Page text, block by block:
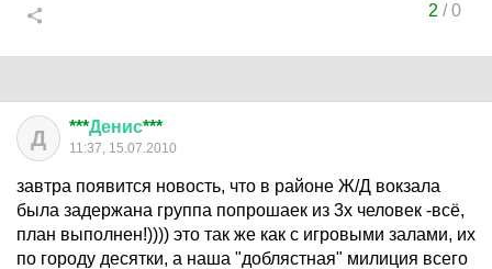
2 /0
Д ***Денис***
11:37, 15.07.2010
завтра появится новость, что в районе Ж/Д вокзала
была задержана группа попрошаек из 3х человек -всё,
план выполнен!)))) это так же как с игровыми залами, их
по городу десятки, а наша "доблястная" милиция всего